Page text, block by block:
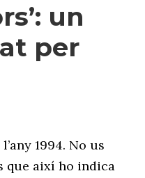
un
per
1994. No us
que així ho indica